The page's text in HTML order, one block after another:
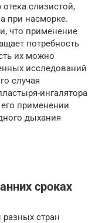
слизистой,
при насморке.
что применение
потребность
их можно
исследований
случая
ингалятора
применении
дыхания
сроках
стран